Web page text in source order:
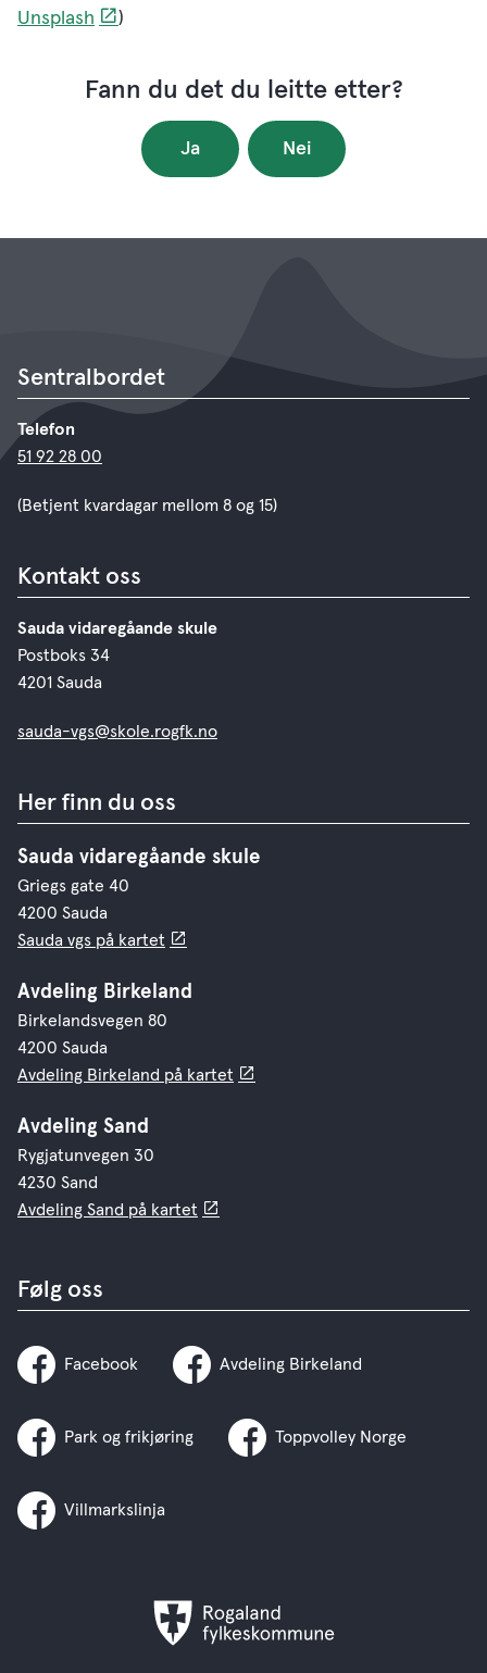
Unsplash
)
Fann du det du leitte etter?
Ja Nei
Sentralbordet
Telefon
51 92 28 00
(Betjent kvardagar mellom 8 og 15)
Kontakt oss
Sauda vidaregåande skule
Postboks 34
4201 Sauda
sauda-vgs@skole.rogfk.no
Her finn du oss
Sauda vidaregåande skule
Griegs gate 40
4200 Sauda
Sauda vgs på kartet
Avdeling Birkeland
Birkelandsvegen 80
4200 Sauda
Avdeling Birkeland på kartet
Avdeling Sand
Rygjatunvegen 30
4230 Sand
Avdeling Sand på kartet
Følg oss
Facebook Avdeling Birkeland
Park og frikjøring Toppvolley Norge
Villmarkslinja
Rogaland
fylkeskommune